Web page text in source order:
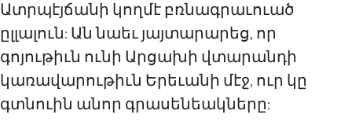
Ատրպէյճանի կողմէ բռնագրաւուած
ըլլալուն: Ան նաեւ յայտարարեց, որ
գոյութիւն ունի Արցախի վտարանդի
կառավարութիւն Երեւանի մէջ, ուր կը
գտնուին անոր գրասենեակները: